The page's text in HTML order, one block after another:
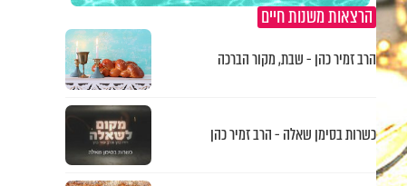
הרצאות משנות חיים
הרב זמיר כהן - שבת, מקור הברכה
כשרות בסימן שאלה - הרב זמיר כהן